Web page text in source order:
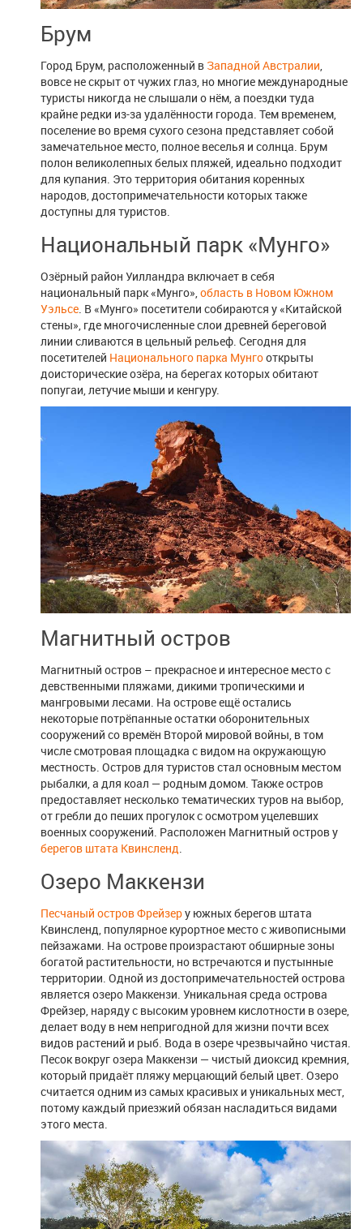
Брум
Город Брум, расположенный в Западной Австралии,
вовсе не скрыт от чужих глаз, но многие международные
туристы никогда не слышали о нём, а поездки туда
крайне редки из-за удалённости города. Тем временем,
поселение во время сухого сезона представляет собой
замечательное место, полное веселья и солнца. Брум
полон великолепных белых пляжей, идеально подходит
для купания. Это территория обитания коренных
народов, достопримечательности которых также
доступны для туристов.
Национальный парк «Мунго»
Озёрный район Уилландра включает в себя
национальный парк «Мунго»,область в Новом Южном
Уэльсе. В «Мунго» посетители собираются у «Китайской
стены», где многочисленные слои древней береговой
линии сливаются в цельный рельеф. Сегодня для
посетителей Национального парка Мунгооткрыты
доисторические озёра, на берегах которых обитают
попугаи, летучие мыши и кенгуру.
Магнитный остров
Магнитный остров – прекрасное и интересное место с
девственными пляжами, дикими тропическими и
мангровыми лесами. На острове ещё остались
некоторые потрёпанные остатки оборонительных
сооружений со времён Второй мировой войны, в том
числе смотровая площадка с видом на окружающую
местность. Остров для туристов стал основным местом
рыбалки, а для коал — родным домом. Также остров
предоставляет несколько тематических туров на выбор,
от гребли до пеших прогулок с осмотром уцелевших
военных сооружений. Расположен Магнитный остров у
берегов штата Квинсленд.
Озеро Маккензи
Песчаный остров Фрейзеру южных берегов штата
Квинсленд, популярное курортное место с живописными
пейзажами. На острове произрастают обширные зоны
богатой растительности, но встречаются и пустынные
территории. Одной из достопримечательностей острова
является озеро Маккензи. Уникальная среда острова
Фрейзер, наряду с высоким уровнем кислотности в озере,
делает воду в нем непригодной для жизни почти всех
видов растений и рыб. Вода в озере чрезвычайно чистая.
Песок вокруг озера Маккензи — чистый диоксид кремния,
который придаёт пляжу мерцающий белый цвет. Озеро
считается одним из самых красивых и уникальных мест,
потому каждый приезжий обязан насладиться видами
этого места.